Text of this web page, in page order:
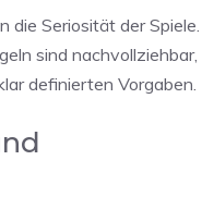
die Seriosität der Spiele.
sind nachvollziehbar,
definierten Vorgaben.